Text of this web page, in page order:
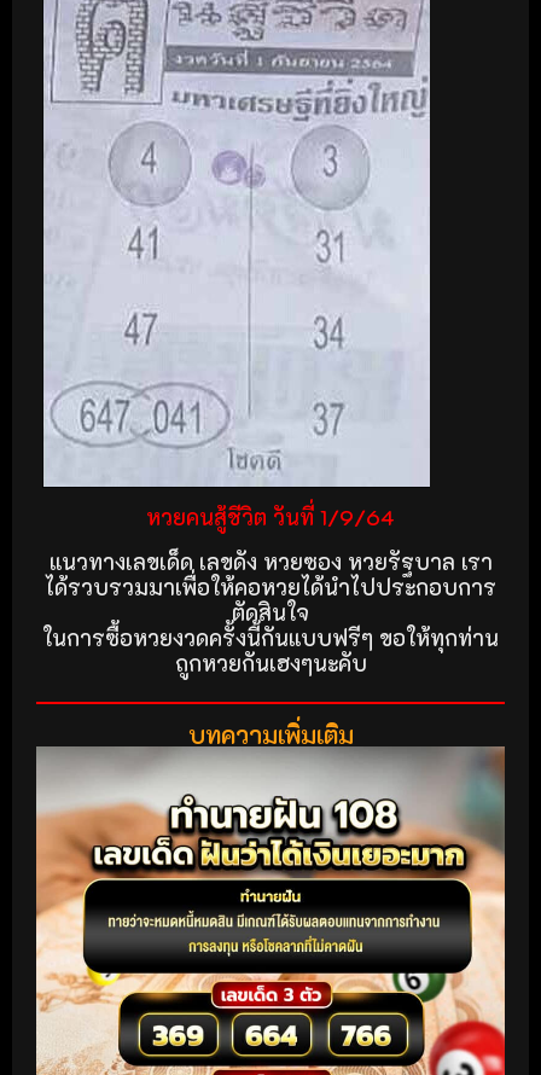
หวยคนสู้ชีวิต วันที่ 1/9/64
แนวทางเลขเด็ด เลขดัง หวยซอง หวยรัฐบาล เรา
ได้รวบรวมมาเพื่อให้คอหวยได้นำไปประกอบการ
ตัดสินใจ
ในการซื้อหวยงวดครั้งนี้กันแบบฟรีๆ ขอให้ทุกท่าน
ถูกหวยกันเฮงๆนะคับ
บทความเพิ่มเติม